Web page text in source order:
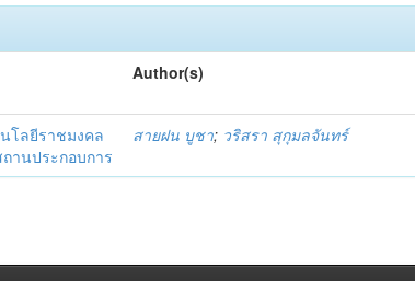
Author(s)
โลยีราชมงคล
านประกอบการ
สายฝน บูชา; วริสรา สุกุมลจันทร์